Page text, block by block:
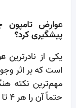
عوارض
پیشگیری کرد؟
یکی از نادرترین
است که بر اثر
مهم‌ترین نکته
حتماً آن را هر ۴ تا ۶ ساعت یک بار عوض کنید.